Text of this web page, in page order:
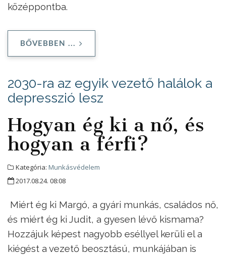
középpontba.
BŐVEBBEN ...
2030-ra az egyik vezető halálok a
depresszió lesz
Hogyan ég ki a nő, és
hogyan a férfi?
Kategória: Munkásvédelem
2017.08.24. 08:08
Miért ég ki Margó, a gyári munkás, családos nő,
és miért ég ki Judit, a gyesen lévő kismama?
Hozzájuk képest nagyobb eséllyel kerüli el a
kiégést a vezető beosztású, munkájában is